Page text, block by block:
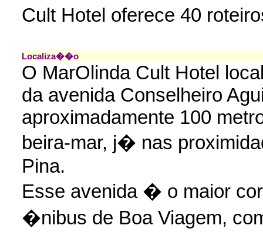
Cult Hotel oferece 40
Localiza��o
O MarOlinda Cult Hotel
da avenida Conselheiro
aproximadamente 100
beira-mar, j� nas
Pina.
Esse avenida � o maior
�nibus de Boa Viagem,